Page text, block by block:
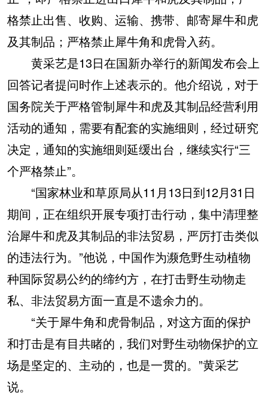
格禁止出售、收购、运输、携带、邮寄犀牛和虎
及其制品；严格禁止犀牛角和虎骨入药。
黄采艺是13日在国新办举行的新闻发布会上
回答记者提问时作上述表示的。他介绍说，对于
国务院关于严格管制犀牛和虎及其制品经营利用
活动的通知，需要有配套的实施细则，经过研究
决定，通知的实施细则延缓出台，继续实行“三
个严格禁止”。
“国家林业和草原局从11月13日到12月31日
期间，正在组织开展专项打击行动，集中清理整
治犀牛和虎及其制品的非法贸易，严厉打击类似
的违法行为。”他说，中国作为濒危野生动植物
种国际贸易公约的缔约方，在打击野生动物走
私、非法贸易方面一直是不遗余力的。
“关于犀牛角和虎骨制品，对这方面的保护
和打击是有目共睹的，我们对野生动物保护的立
场是坚定的、主动的，也是一贯的。”黄采艺
说。